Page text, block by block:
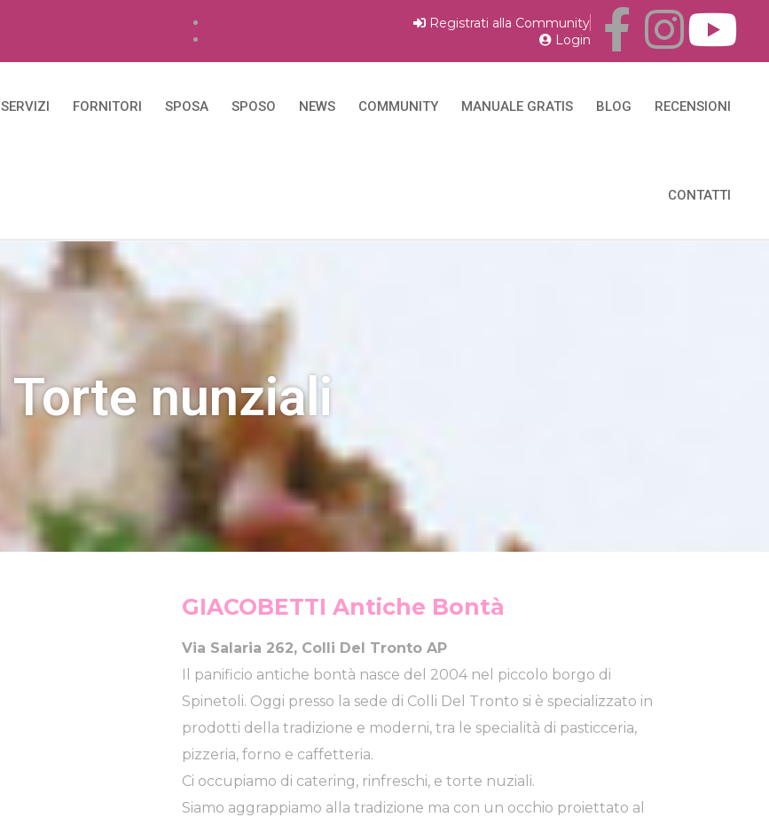
Registrati alla Community
Login
SERVIZI FORNITORI SPOSA SPOSO NEWS COMMUNITY MANUALE GRATIS BLOG RECENSIONI
CONTATTI
Torte nunziali
GIACOBETTI Antiche Bontà
Via Salaria 262, Colli Del Tronto AP
Il panificio antiche bontà nasce del 2004 nel piccolo borgo di
Spinetoli. Oggi presso la sede di Colli Del Tronto si è specializzato in
prodotti della tradizione e moderni, tra le specialità di pasticceria,
pizzeria, forno e caffetteria.
Ci occupiamo di catering, rinfreschi, e torte nuziali.
Siamo aggrappiamo alla tradizione ma con un occhio proiettato al